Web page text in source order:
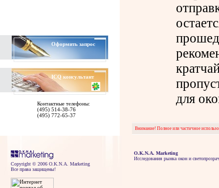
для
Внимание! Полное или частичное
Оформить запрос
ICQконсультант
Контактные телефоны:
(495) 514-38-76
(495) 772-65-37
Copyright © 2006 O.K.N.A. Marketing
Все права защищены!
O.K.N.A. Marketing
Исследования рынка окон и